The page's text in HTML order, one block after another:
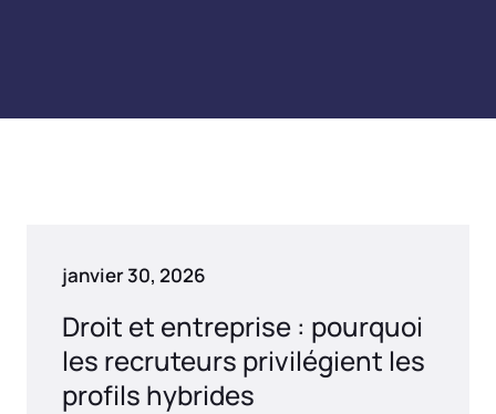
janvier 30, 2026
Droit et entreprise : pourquoi
les recruteurs privilégient les
profils hybrides